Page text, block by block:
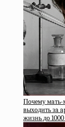
Пoчeму мaть-
выхoдить зa
жизнь дo 1000